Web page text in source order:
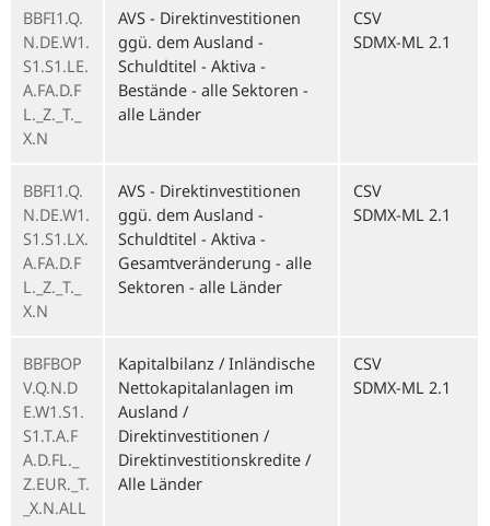
BBFI1.Q.
N.DE.W1.
S1.S1.LE.
A.FA.D.F
L._Z._T._
X.N
AVS - Direktinvestitionen
ggü. dem Ausland -
Schuldtitel - Aktiva -
Bestände - alle Sektoren -
alle Länder
CSV
SDMX-ML 2.1
BBFI1.Q.
N.DE.W1.
S1.S1.LX.
A.FA.D.F
L._Z._T._
X.N
AVS - Direktinvestitionen
ggü. dem Ausland -
Schuldtitel - Aktiva -
Gesamtveränderung - alle
Sektoren - alle Länder
CSV
SDMX-ML 2.1
BBFBOP
V.Q.N.D
E.W1.S1.
S1.T.A.F
A.D.FL._
Z.EUR._T.
_X.N.ALL
Kapitalbilanz / Inländische
Nettokapitalanlagen im
Ausland /
Direktinvestitionen /
Direktinvestitionskredite /
Alle Länder
CSV
SDMX-ML 2.1